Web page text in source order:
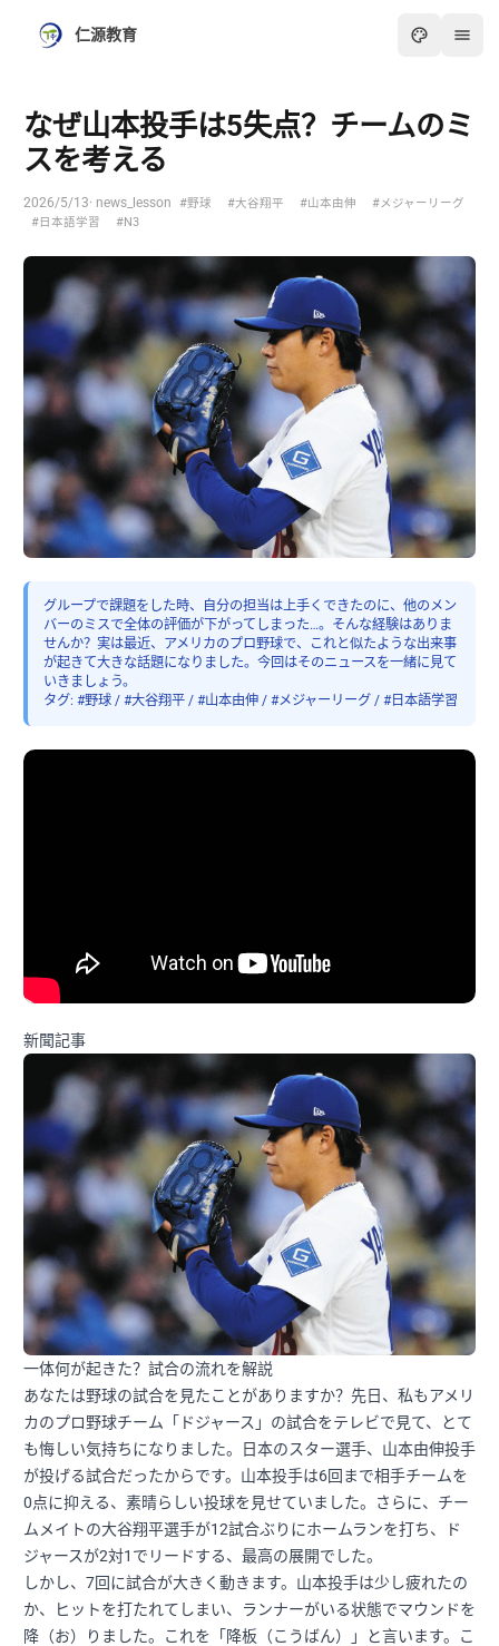
仁源教育
なぜ山本投手は5失点？チームのミ
スを考える
2026/5/13· news_lesson #野球 #大谷翔平 #山本由伸
#メジャーリーグ
#日本語学習
#N3
グループで課題をした時、自分の担当は上手くできたのに、他のメン
バーのミスで全体の評価が下がってしまった…。そんな経験はありま
せんか？実は最近、アメリカのプロ野球で、これと似たような出来事
が起きて大きな話題になりました。今回はそのニュースを一緒に見て
いきましょう。
タグ: #野球 / #大谷翔平 / #山本由伸 / #メジャーリーグ / #日本語学習
新聞記事
一体何が起きた？試合の流れを解説
あなたは野球の試合を見たことがありますか？先日、私もアメリ
カのプロ野球チーム「ドジャース」の試合をテレビで見て、とて
も悔しい気持ちになりました。日本のスター選手、山本由伸投手
が投げる試合だったからです。山本投手は6回まで相手チームを
0点に抑える、素晴らしい投球を見せていました。さらに、チー
ムメイトの大谷翔平選手が12試合ぶりにホームランを打ち、ド
ジャースが2対1でリードする、最高の展開でした。
しかし、7回に試合が大きく動きます。山本投手は少し疲れたの
か、ヒットを打たれてしまい、ランナーがいる状態でマウンドを
降（お）りました。これを「降板（こうばん）」と言います。こ